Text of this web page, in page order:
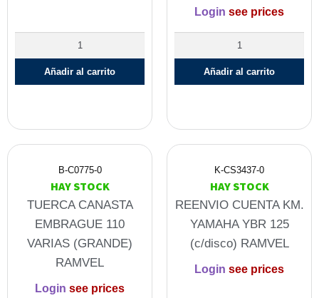
Añadir al carrito
Login see prices
Añadir al carrito
B-C0775-0
HAY STOCK
TUERCA CANASTA
EMBRAGUE 110
VARIAS (GRANDE)
RAMVEL
Login see prices
K-CS3437-0
HAY STOCK
REENVIO CUENTA KM.
YAMAHA YBR 125
(c/disco) RAMVEL
Login see prices